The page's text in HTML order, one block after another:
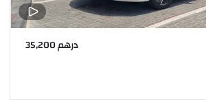
درهم 35,200